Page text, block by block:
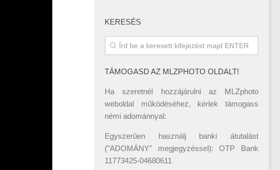
KERESÉS
TÁMOGASD AZ MLZPHOTO OLDALT!
Ha szeretnél hozzájárulni az MLZphoto
weboldal működéséhez, kérlek támogass
némi adománnyal:
Egyszerűen használj banki átutalást
("ADOMÁNY" megjegyzéssel): OTP Bank
11773425-04680611